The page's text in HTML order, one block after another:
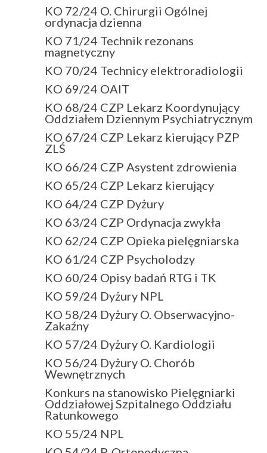
KO 72/24 O. Chirurgii Ogólnej
ordynacja dzienna
KO 71/24 Technik rezonans
magnetyczny
KO 70/24 Technicy elektroradiologii
KO 69/24 OAIT
KO 68/24 CZP Lekarz Koordynujący
Oddziałem Dziennym Psychiatrycznym
KO 67/24 CZP Lekarz kierujący PZP
ZLŚ
KO 66/24 CZP Asystent zdrowienia
KO 65/24 CZP Lekarz kierujący
KO 64/24 CZP Dyżury
KO 63/24 CZP Ordynacja zwykła
KO 62/24 CZP Opieka pielęgniarska
KO 61/24 CZP Psycholodzy
KO 60/24 Opisy badań RTG i TK
KO 59/24 Dyżury NPL
KO 58/24 Dyżury O. Obserwacyjno-
Zakaźny
KO 57/24 Dyżury O. Kardiologii
KO 56/24 Dyżury O. Chorób
Wewnętrznych
Konkurs na stanowisko Pielęgniarki
Oddziałowej Szpitalnego Oddziału
Ratunkowego
KO 55/24 NPL